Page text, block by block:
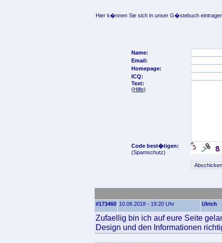
Hier k�nnen Sie sich in unser G�stebuch
Name:
Email:
Homepage:
ICQ:
Text:
(Hilfe)
Code best�tigen:
(Spamschutz)
#173460 10.08.2018 - 19:20 Uhr Ulrich
Zufaellig bin ich auf eure Seite
Design und den Informationen